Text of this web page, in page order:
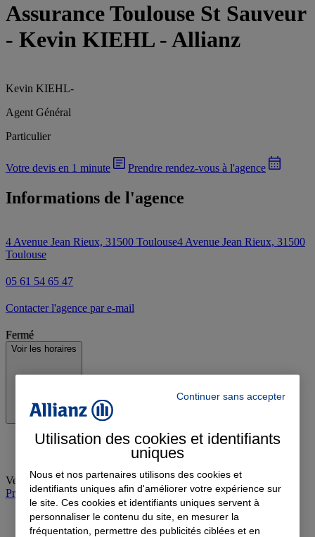
Assurance Toulouse St Sauveur
- Kevin KIEHL - Allianz
Kevin KIEHL-
Agent Général
Particulier
Votre devis en 1 minute Prendre rendez-vous à l'agence
Informations de l'agence
4 Avenue Jean Rieux, 31500 Toulouse4 Avenue Jean Rieux, 31500
Toulouse
05 61 54 65 47
Contacter l'agence par e-mail
Fermé
Voir les horaires
Vendredi: 09:00-12:30, 14:00-17:00
Prendre rendez-vous à l'agence
Continuer sans accepter
Utilisation des cookies et identifiants
uniques
Nous et nos partenaires utilisons des cookies et
identifiants uniques afin d'améliorer votre expérience sur
le site. Ces cookies et identifiants uniques servent à
personnaliser le contenu du site, en mesurer la
fréquentation, permettre des publicités ciblées et en